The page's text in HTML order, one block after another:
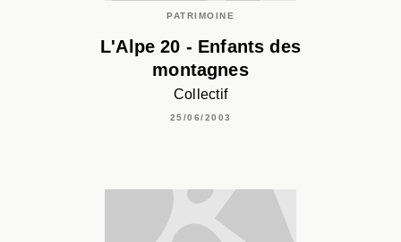
PATRIMOINE
L'Alpe 20 - Enfants des
montagnes
Collectif
25/06/2003